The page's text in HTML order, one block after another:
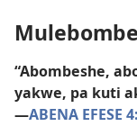
“Abombeshe,
yakwe, pa kuti
—ABENA EFESE